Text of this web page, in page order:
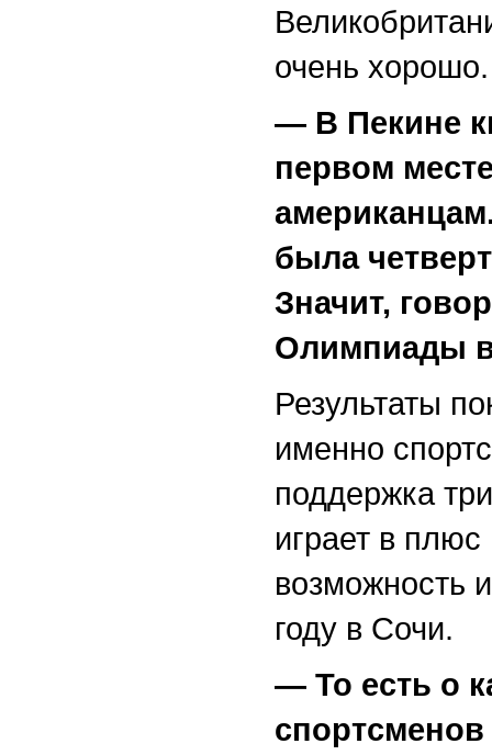
очень
— В Пекине
первом
была
Значит,
Олимпиады
Результаты
именно
поддержка
играет в
возможность
году в Сочи.
— То есть о